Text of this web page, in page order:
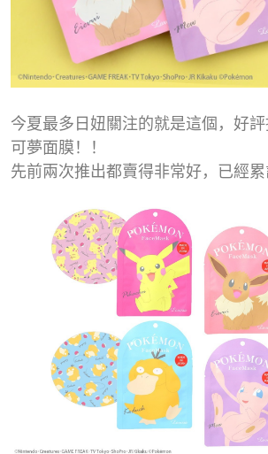
今夏最多日妞關注的就是這個，好
可夢面膜！！
先前兩次推出都賣得非常好，已經